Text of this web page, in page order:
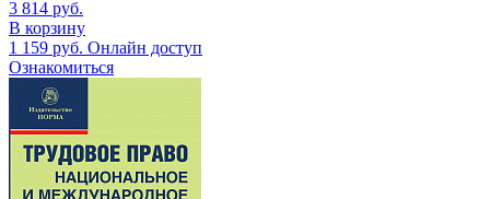
3 814 руб.
В корзину
1 159 руб. Онлайн доступ
Ознакомиться